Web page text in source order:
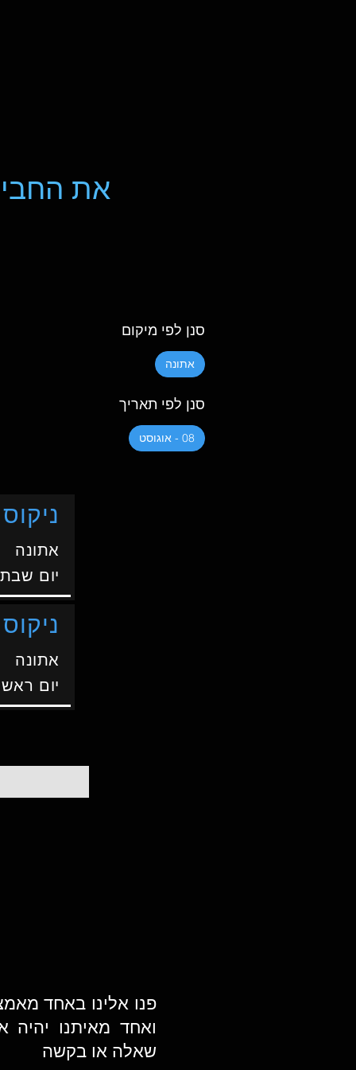
את
סנן לפי מיקום
אתונה
סנן לפי תאריך
08 - אוגוסט
אתונה
יום שבת
אתונה
יום
פנו אלינו באחד
ואחד מאיתנו יהיה
שאלה או בקשה